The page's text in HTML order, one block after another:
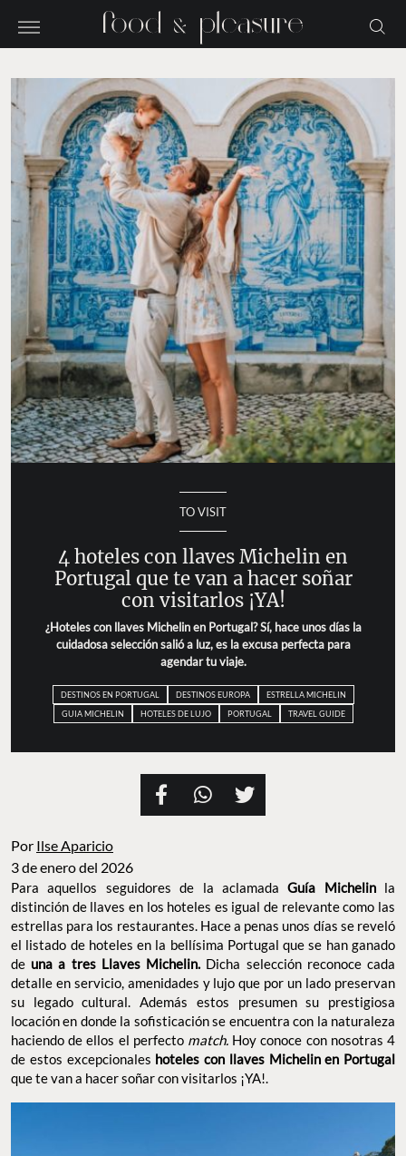
TO VISIT
4 hoteles con llaves Michelin en
Portugal que te van a hacer soñar
con visitarlos ¡YA!
¿Hoteles con llaves Michelin en Portugal? Sí, hace unos días la
cuidadosa selección salió a luz, es la excusa perfecta para
agendar tu viaje.
DESTINOS EN PORTUGAL DESTINOS EUROPA
ESTRELLA MICHELIN
GUIA MICHELIN
HOTELES DE LUJO PORTUGAL TRAVEL GUIDE
Por Ilse Aparicio
3 de enero del 2026
Para aquellos seguidores de la aclamadaGuía Michelin la
distinción de llaves en los hoteles es igual de relevante como las
estrellas para los restaurantes. Hace a penas unos días se reveló
el listado de hoteles en la bellísima Portugal que se han ganado
de una a tres Llaves Michelin. Dicha selección reconoce cada
detalle en servicio, amenidades y lujo que por un lado preservan
su legado cultural. Además estos presumen su prestigiosa
locación en donde la sofisticación se encuentra con la naturaleza
haciendo de ellos el perfecto match. Hoy conoce con nosotras 4
de estos excepcionales hoteles con llaves Michelin en Portugal
que te van a hacer soñar con visitarlos ¡YA!.